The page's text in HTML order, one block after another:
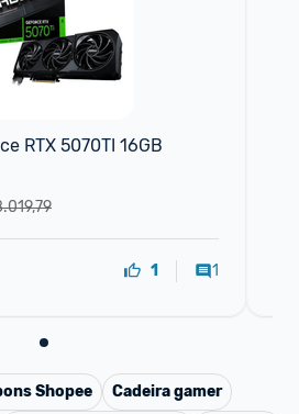
RTX 5070TI 16GB
1 1
Shopee
Cadeira gamer